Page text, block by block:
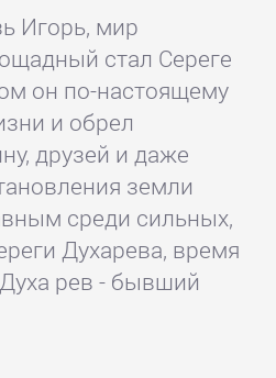
Игорь, мир
стал Сереге
он по-настоящему
и обрел
друзей и даже
земли
среди сильных,
Духарева, время
рев - бывший